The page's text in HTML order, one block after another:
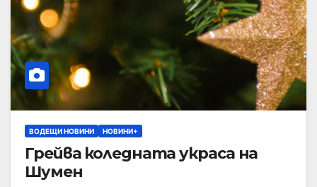
ВОДЕЩИ НОВИНИ НОВИНИ+
Грейва коледната украса на
Шумен